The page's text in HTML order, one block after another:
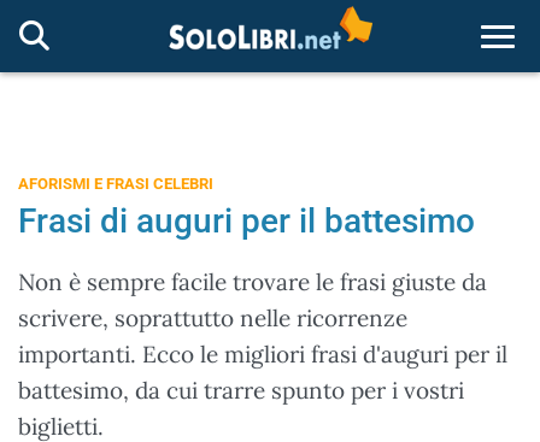
AFORISMI E FRASI CELEBRI
Frasi di auguri per il battesimo
Non è sempre facile trovare le frasi giuste da
scrivere, soprattutto nelle ricorrenze
importanti. Ecco le migliori frasi d'auguri per il
battesimo, da cui trarre spunto per i vostri
biglietti.